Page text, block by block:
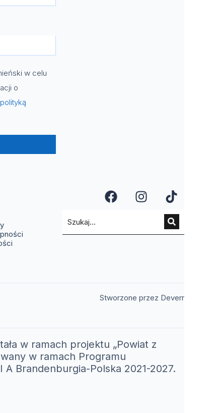
w celu
o
polityką
w nowym oknie)
oknie)
w nowym oknie)
w nowym oknie)
(otwiera się w nowym oknie)
(otwiera się w
(otwiera się
Stworzone przez Deverr(otwiera
w ramach projektu „Powiat z
w ramach Programu
A Brandenburgia-Polska 2021-2027.